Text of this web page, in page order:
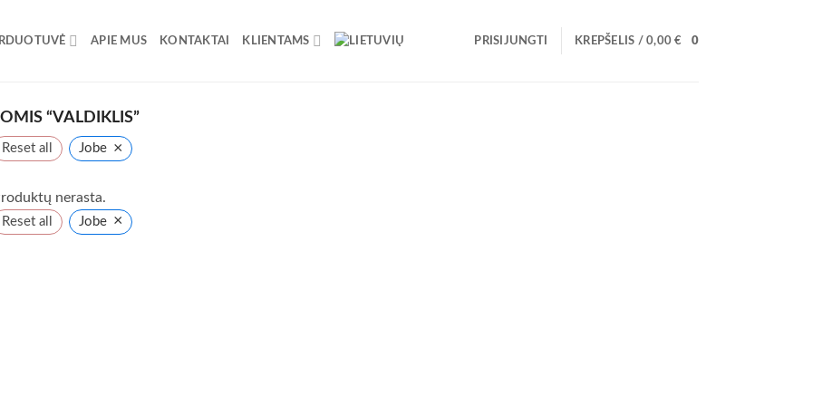
APIE MUS KONTAKTAI KLIENTAMS PRISIJUNGTI KREPŠELIS /0,00€ 0
“VALDIKLIS”
Reset all Jobe ×
nerasta.
Reset all Jobe ×